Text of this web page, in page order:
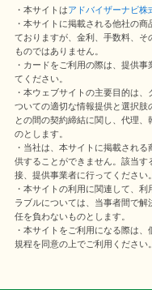
・本サイトはアドバイザーナビ株
・本サイトに掲載される他社の
ておりますが、金利、手数料、
ものではありません。
・カードをご利用の際は、提供
てください。
・本ウェブサイトの主要目的は
ついての適切な情報提供と選択
との間の契約締結に関し、代理
のとします。
・当社は、本サイトに掲載され
供することができません。該当
接、提供事業者に行ってください。
・本サイトの利用に関連して、
ラブルについては、当事者間で
任を負わないものとします。
・本サイトをご利用になる際は
規程を同意の上でご利用ください。